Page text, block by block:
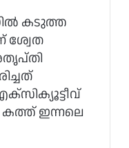
കടുത്ത
ശ്വേത
കത്ത് ഇന്നലെ